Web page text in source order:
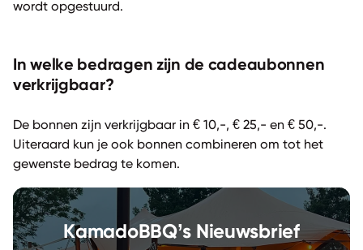
wordt opgestuurd.
In welke bedragen zijn de cadeaubonnen
verkrijgbaar?
De bonnen zijn verkrijgbaar in € 10,-, € 25,- en € 50,-.
Uiteraard kun je ook bonnen combineren om tot het
gewenste bedrag te komen.
KamadoBBQ’s Nieuwsbrief